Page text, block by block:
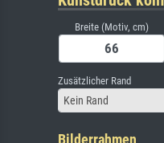
Breite (Motiv, cm)
Zusätzlicher Rand
Kein Rand